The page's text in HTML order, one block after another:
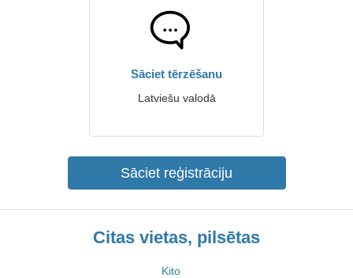
Sāciet tērzēšanu
Latviešu valodā
Sāciet reģistrāciju
Citas vietas, pilsētas
Kito